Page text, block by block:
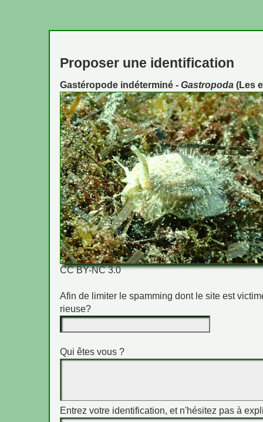
Proposer une identification
Gastéropode indéterminé -Gastropoda (Les
CC BY-NC 3.0
Afin de limiter le spamming dont le site est
rieuse?
Qui êtes vous ?
Entrez votre identification, et n'hésitez pas à